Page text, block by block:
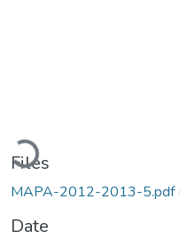
Loading...
Files
MAPA-2012-2013-5.pdf
Date